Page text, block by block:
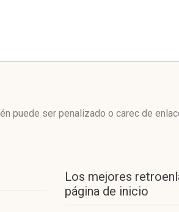
puede ser penalizado o carec de
Los mejores
página de inicio